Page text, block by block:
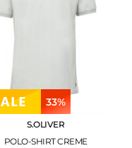
33%
S.OLIVER
POLO-SHIRT CREME